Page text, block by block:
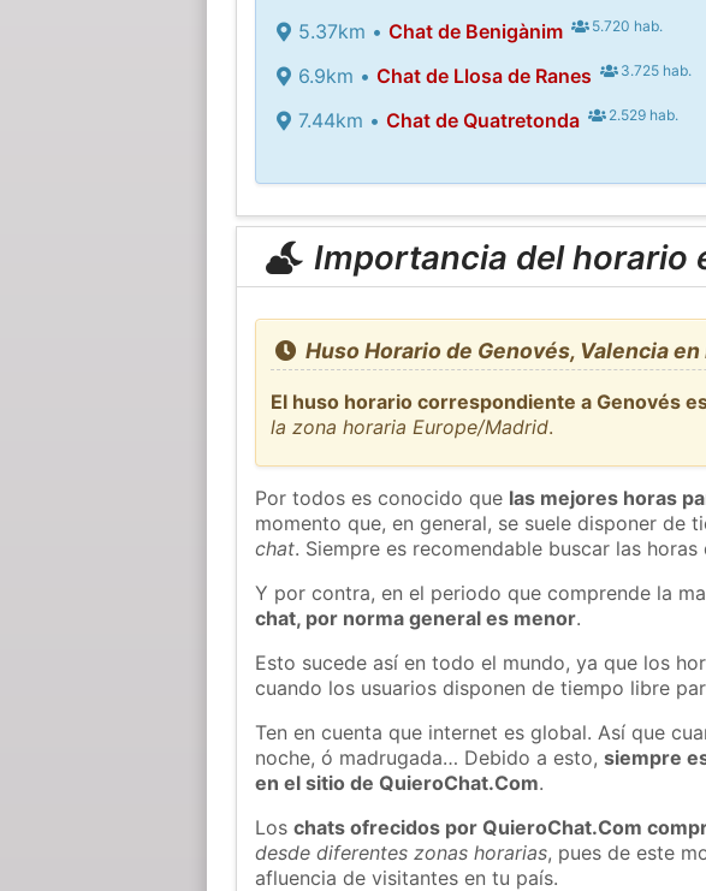
5.37km • Chat de Benigànim 5.720 hab.
6.9km • Chat de Llosa de Ranes 3.725 hab.
7.44km • Chat de Quatretonda 2.529 hab.
Importancia del horario
Huso Horario de Genovés, Valencia en
El huso horario correspondiente a Genovés
la zona horaria Europe/Madrid.
Por todos es conocido que las mejores horas
momento que, en general, se suele disponer de
chat. Siempre es recomendable buscar las
Y por contra, en el periodo que comprende la
chat, por norma general es menor.
Esto sucede así en todo el mundo, ya que los
cuando los usuarios disponen de tiempo libre
Ten en cuenta que internet es global. Así que
noche, ó madrugada… Debido a esto,siempre
en el sitio de QuieroChat.Com.
Loschats ofrecidos por QuieroChat.Com
desde diferentes zonas horarias, pues de este
afluencia de visitantes en tu país.